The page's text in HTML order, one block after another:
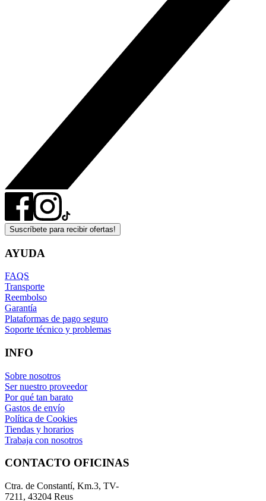
Suscríbete para recibir ofertas!
AYUDA
FAQS
Transporte
Reembolso
Garantía
Plataformas de pago seguro
Soporte técnico y problemas
INFO
Sobre nosotros
Ser nuestro proveedor
Por qué tan barato
Gastos de envío
Política de Cookies
Tiendas y horarios
Trabaja con nosotros
CONTACTO OFICINAS
Ctra. de Constantí, Km.3, TV-
7211, 43204 Reus